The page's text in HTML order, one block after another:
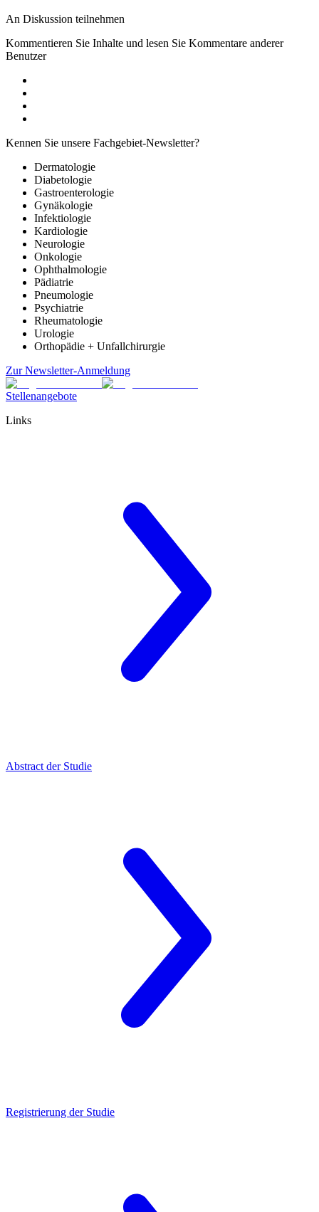
An Diskussion teilnehmen
Kommentieren Sie Inhalte und lesen Sie Kommentare anderer
Benutzer
Kennen Sie unsere Fachgebiet-Newsletter?
Dermatologie
Diabetologie
Gastroenterologie
Gynäkologie
Infektiologie
Kardiologie
Neurologie
Onkologie
Ophthalmologie
Pädiatrie
Pneumologie
Psychiatrie
Rheumatologie
Urologie
Orthopädie + Unfallchirurgie
Zur Newsletter-Anmeldung
Stellenangebote
Links
Abstract der Studie
Registrierung der Studie